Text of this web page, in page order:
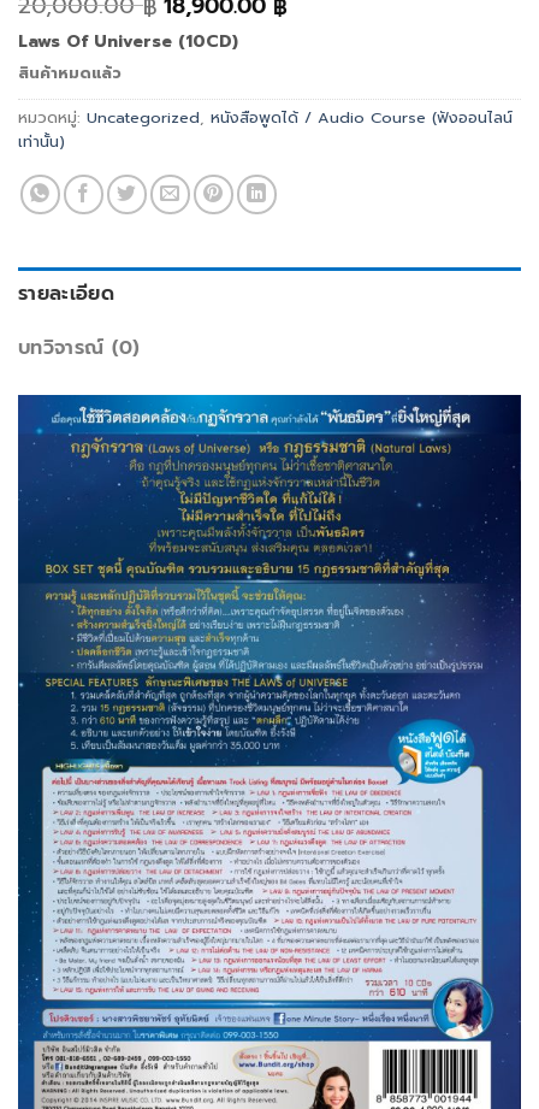
฿ ฿
Laws Of Universe (10CD)
สินค้าหมดแล้ว
หมวดหมู่: Uncategorized หนังสือพูดได้ / Audio Course (ฟังออนไลน์
เท่านั้น)
รายละเอียด
บทวิจารณ์ (0)